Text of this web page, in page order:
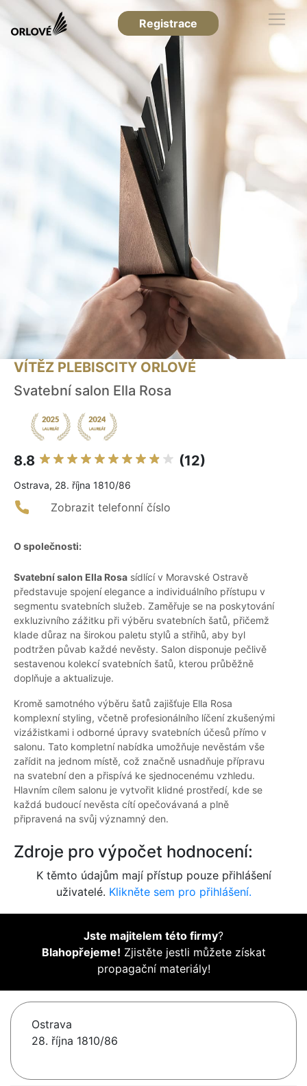
Registrace
VÍTĚZ PLEBISCITY ORLOVÉ
Svatební salon Ella Rosa
8.8 (12)
Ostrava, 28. října 1810/86
Zobrazit telefonní číslo
O společnosti:
Svatební salon Ella Rosa sídlící v Moravské Ostravě
představuje spojení elegance a individuálního přístupu v
segmentu svatebních služeb. Zaměřuje se na poskytování
exkluzivního zážitku při výběru svatebních šatů, přičemž
klade důraz na širokou paletu stylů a střihů, aby byl
podtržen půvab každé nevěsty. Salon disponuje pečlivě
sestavenou kolekcí svatebních šatů, kterou průběžně
doplňuje a aktualizuje.
Kromě samotného výběru šatů zajišťuje Ella Rosa
komplexní styling, včetně profesionálního líčení zkušenými
vizážistkami i odborné úpravy svatebních účesů přímo v
salonu. Tato kompletní nabídka umožňuje nevěstám vše
zařídit na jednom místě, což značně usnadňuje přípravu
na svatební den a přispívá ke sjednocenému vzhledu.
Hlavním cílem salonu je vytvořit klidné prostředí, kde se
každá budoucí nevěsta cítí opečovávaná a plně
připravená na svůj významný den.
Zdroje pro výpočet hodnocení:
K těmto údajům mají přístup pouze přihlášení
uživatelé. Klikněte sem pro přihlášení.
Jste majitelem této firmy?
Blahopřejeme! Zjistěte jestli můžete získat
propagační materiály!
Ostrava
28. října 1810/86